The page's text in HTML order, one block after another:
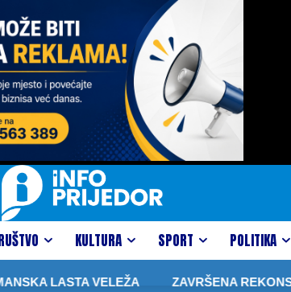
KULTURA SPORT POLITIKA
LASTA VELEŽA
ZAVRŠENA